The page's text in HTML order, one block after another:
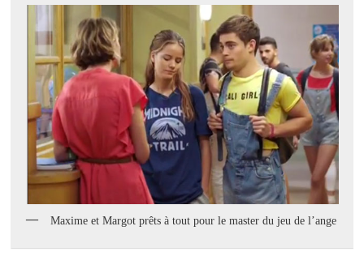
Maxime et Margot prêts à tout pour le master du jeu de l’ange